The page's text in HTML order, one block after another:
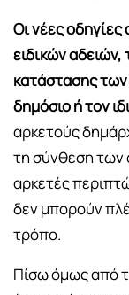
Οι νέες
ειδικών αδειών,
κατάστασης
δημόσιο ή τον
αρκετούς
τη σύνθεση των
αρκετές
δεν μπορούν
τρόπο.
Πίσω όμως από